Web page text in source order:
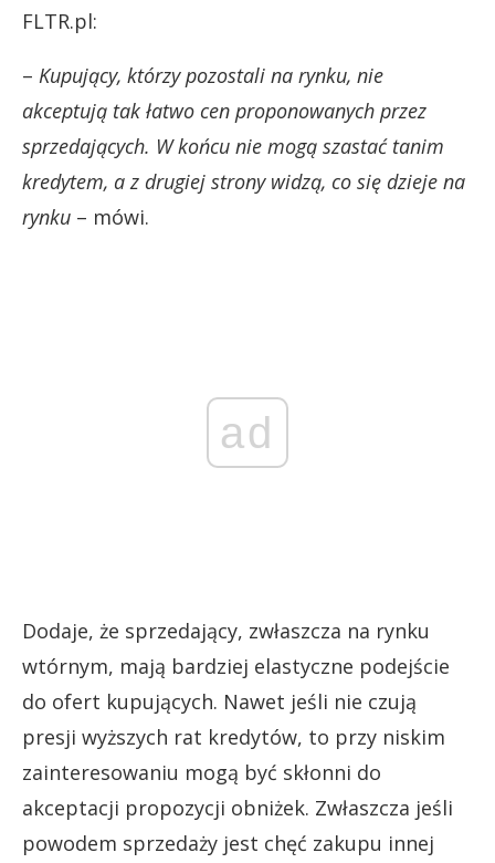
FLTR.pl:
– Kupujący, którzy pozostali na rynku, nie
akceptują tak łatwo cen proponowanych przez
sprzedających. W końcu nie mogą szastać tanim
kredytem, a z drugiej strony widzą, co się dzieje na
rynku – mówi.
ad
Dodaje, że sprzedający, zwłaszcza na rynku
wtórnym, mają bardziej elastyczne podejście
do ofert kupujących. Nawet jeśli nie czują
presji wyższych rat kredytów, to przy niskim
zainteresowaniu mogą być skłonni do
akceptacji propozycji obniżek. Zwłaszcza jeśli
powodem sprzedaży jest chęć zakupu innej